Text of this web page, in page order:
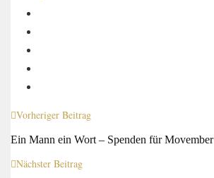
Vorheriger Beitrag
Ein Mann ein Wort – Spenden für Movember
Nächster Beitrag